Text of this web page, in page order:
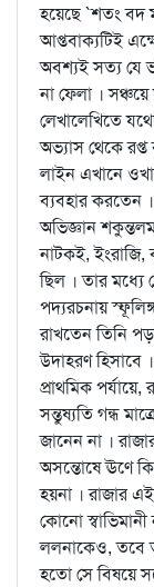
হয়েছে `শতং বদ
আপ্তবাক্যটিই
অবশ্যই সত্য যে
না ফেলা ।
লেখালেখিতে
অভ্যাস থেকে
লাইন এখানে
ব্যবহার করতেন ।
অভিজ্ঞান
নাটকই, ইংরাজি,
ছিল । তার
পদ্যরচনায়
রাখতেন তিনি
উদাহরণ হিসাবে
প্রাথমিক
সন্তুষ্যতি গন্ধ
জানেন না ।
অসন্তোষে ঊণে
হয়না । রাজার এই
কোনো
ললনাকেও, তবে
হতো সে বিষয়ে